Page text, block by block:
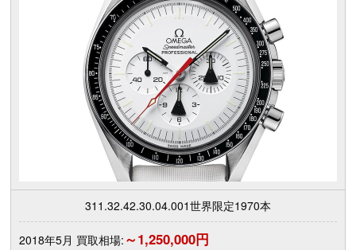
311.32.42.30.04.001世界限定1970本
2018年5月 買取相場: ～1,250,000円